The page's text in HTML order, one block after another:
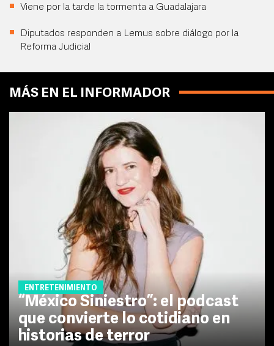
Viene por la tarde la tormenta a Guadalajara
Diputados responden a Lemus sobre diálogo por la
Reforma Judicial
MÁS EN EL INFORMADOR
ENTRETENIMIENTO
“México Siniestro”: el podcast
que convierte lo cotidiano en
historias de terror